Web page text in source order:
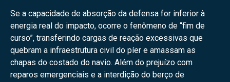
Se a capacidade de absorção da defensa for inferior à
energia real do impacto, ocorre o fenômeno de “fim de
curso”, transferindo cargas de reação excessivas que
quebram a infraestrutura civil do píer e amassam as
chapas do costado do navio. Além do prejuízo com
reparos emergenciais e a interdição do berço de